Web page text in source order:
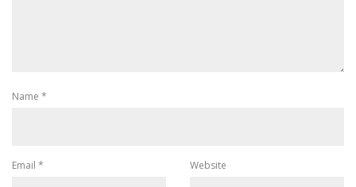
Name *
Email * Website